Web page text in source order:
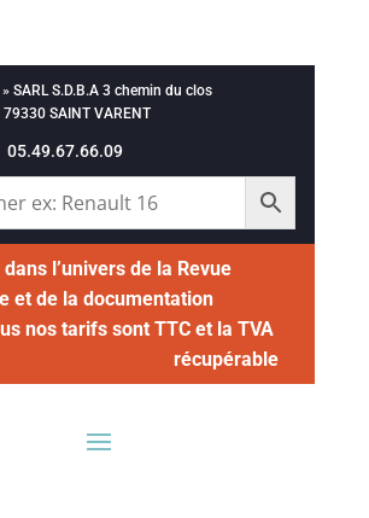
» SARL S.D.B.A 3 chemin du clos
79330 SAINT VARENT
05.49.67.66.09
l’univers de la Revue
et de la documentation
nos tarifs sont TTC et la TVA
récupérable